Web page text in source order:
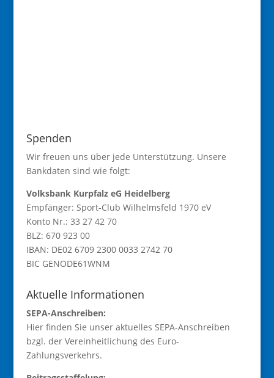
Spenden
Wir freuen uns über jede Unterstützung. Unsere
Bankdaten sind wie folgt:
Volksbank Kurpfalz eG Heidelberg
Empfänger: Sport-Club Wilhelmsfeld 1970 eV
Konto Nr.: 33 27 42 70
BLZ: 670 923 00
IBAN: DE02 6709 2300 0033 2742 70
BIC GENODE61WNM
Aktuelle Informationen
SEPA-Anschreiben:
Hier finden Sie unser aktuelles SEPA-Anschreiben
bzgl. der Vereinheitlichung des Euro-
Zahlungsverkehrs.